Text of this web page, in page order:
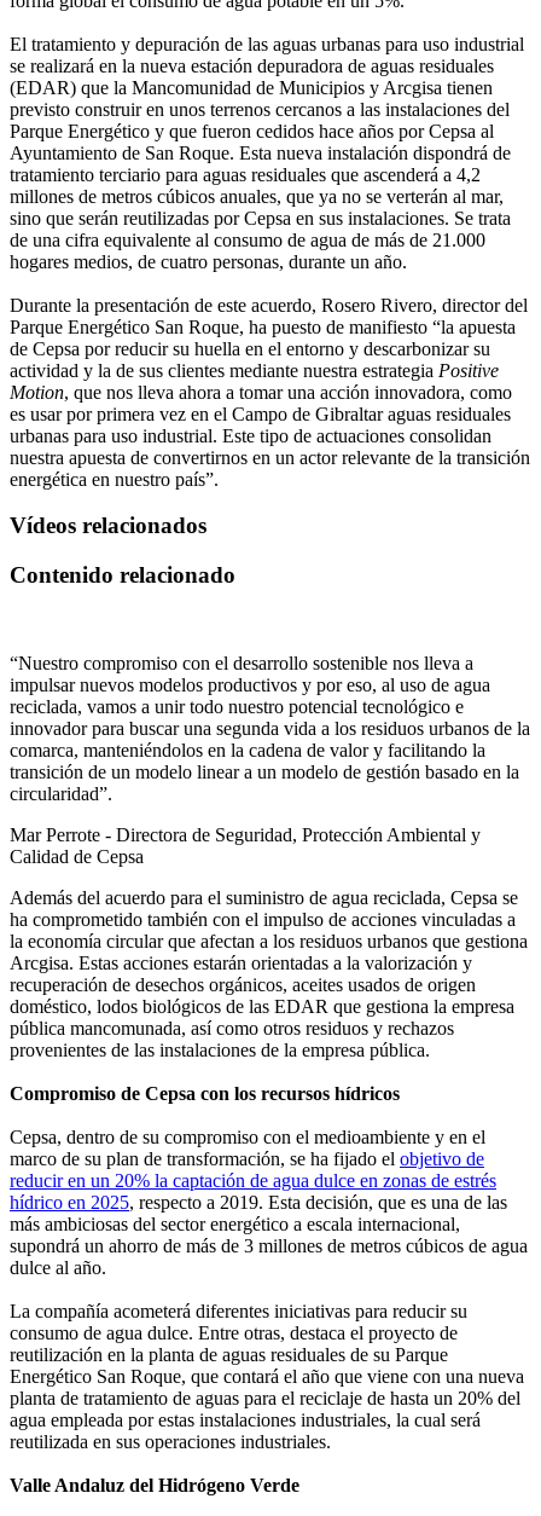
El tratamiento y depuración de las aguas urbanas para uso industrial
se realizará en la nueva estación depuradora de aguas residuales
(EDAR) que la Mancomunidad de Municipios y Arcgisa tienen
previsto construir en unos terrenos cercanos a las instalaciones del
Parque Energético y que fueron cedidos hace años por Cepsa al
Ayuntamiento de San Roque. Esta nueva instalación dispondrá de
tratamiento terciario para aguas residuales que ascenderá a 4,2
millones de metros cúbicos anuales, que ya no se verterán al mar,
sino que serán reutilizadas por Cepsa en sus instalaciones. Se trata
de una cifra equivalente al consumo de agua de más de 21.000
hogares medios, de cuatro personas, durante un año.
Durante la presentación de este acuerdo, Rosero Rivero, director del
Parque Energético San Roque, ha puesto de manifiesto “la apuesta
de Cepsa por reducir su huella en el entorno y descarbonizar su
actividad y la de sus clientes mediante nuestra estrategia Positive
Motion, que nos lleva ahora a tomar una acción innovadora, como
es usar por primera vez en el Campo de Gibraltar aguas residuales
urbanas para uso industrial. Este tipo de actuaciones consolidan
nuestra apuesta de convertirnos en un actor relevante de la transición
energética en nuestro país”.
Vídeos relacionados
Contenido relacionado
“Nuestro compromiso con el desarrollo sostenible nos lleva a
impulsar nuevos modelos productivos y por eso, al uso de agua
reciclada, vamos a unir todo nuestro potencial tecnológico e
innovador para buscar una segunda vida a los residuos urbanos de la
comarca, manteniéndolos en la cadena de valor y facilitando la
transición de un modelo linear a un modelo de gestión basado en la
circularidad”.
Mar Perrote - Directora de Seguridad, Protección Ambiental y
Calidad de Cepsa
Además del acuerdo para el suministro de agua reciclada, Cepsa se
ha comprometido también con el impulso de acciones vinculadas a
la economía circular que afectan a los residuos urbanos que gestiona
Arcgisa. Estas acciones estarán orientadas a la valorización y
recuperación de desechos orgánicos, aceites usados de origen
doméstico, lodos biológicos de las EDAR que gestiona la empresa
pública mancomunada, así como otros residuos y rechazos
provenientes de las instalaciones de la empresa pública.
Compromiso de Cepsa con los recursos hídricos
Cepsa, dentro de su compromiso con el medioambiente y en el
marco de su plan de transformación, se ha fijado el objetivo de
reducir en un 20% la captación de agua dulce en zonas de estrés
hídrico en 2025, respecto a 2019. Esta decisión, que es una de las
más ambiciosas del sector energético a escala internacional,
supondrá un ahorro de más de 3 millones de metros cúbicos de agua
dulce al año.
La compañía acometerá diferentes iniciativas para reducir su
consumo de agua dulce. Entre otras, destaca el proyecto de
reutilización en la planta de aguas residuales de su Parque
Energético San Roque, que contará el año que viene con una nueva
planta de tratamiento de aguas para el reciclaje de hasta un 20% del
agua empleada por estas instalaciones industriales, la cual será
reutilizada en sus operaciones industriales.
Valle Andaluz del Hidrógeno Verde